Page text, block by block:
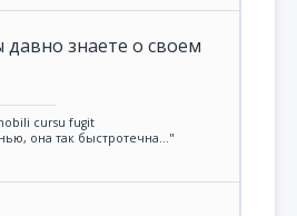
давно знаете о своем
cursu fugit
она так быстротечна..."